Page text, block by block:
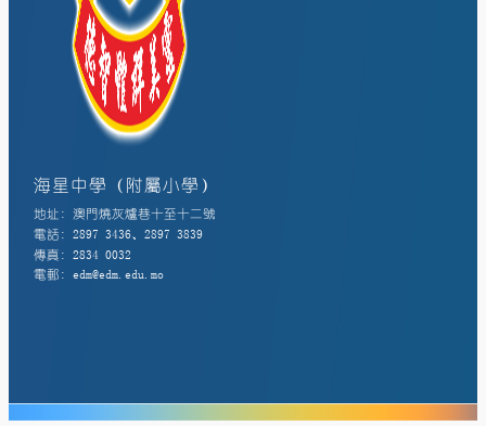
海星中學（附屬小學）
地址: 澳門燒灰爐巷十至十二號
電話: 2897 3436、2897 3839
傳真: 2834 0032
電郵: edm@edm.edu.mo